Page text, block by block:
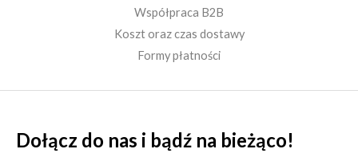
Współpraca B2B
Koszt oraz czas dostawy
Formy płatności
Dołącz do nas i bądź na bieżąco!